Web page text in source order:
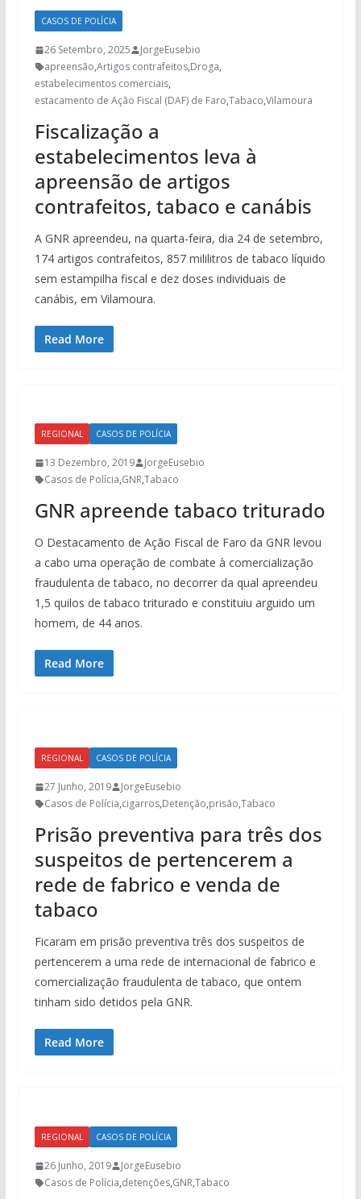
CASOS DE POLÍCIA
26 Setembro, 2025
JorgeEusebio
apreensão,Artigos contrafeitos,Droga,
estabelecimentos comerciais,
estacamento de Ação Fiscal (DAF) de Faro,Tabaco,Vilamoura
Fiscalização a
estabelecimentos leva à
apreensão de artigos
contrafeitos, tabaco e canábis
A GNR apreendeu, na quarta-feira, dia 24 de setembro,
174 artigos contrafeitos, 857 mililitros de tabaco líquido
sem estampilha fiscal e dez doses individuais de
canábis, em Vilamoura.
Read More
REGIONAL CASOS DE POLÍCIA
13 Dezembro, 2019
JorgeEusebio
Casos de Polícia,GNR,Tabaco
GNR apreende tabaco triturado
O Destacamento de Ação Fiscal de Faro da GNR levou
a cabo uma operação de combate à comercialização
fraudulenta de tabaco, no decorrer da qual apreendeu
1,5 quilos de tabaco triturado e constituiu arguido um
homem, de 44 anos.
Read More
REGIONAL CASOS DE POLÍCIA
27 Junho, 2019
JorgeEusebio
Casos de Polícia,cigarros,Detenção,prisão,Tabaco
Prisão preventiva para três dos
suspeitos de pertencerem a
rede de fabrico e venda de
tabaco
Ficaram em prisão preventiva três dos suspeitos de
pertencerem a uma rede de internacional de fabrico e
comercialização fraudulenta de tabaco, que ontem
tinham sido detidos pela GNR.
Read More
REGIONAL CASOS DE POLÍCIA
26 Junho, 2019
JorgeEusebio
Casos de Polícia,detenções,GNR,Tabaco